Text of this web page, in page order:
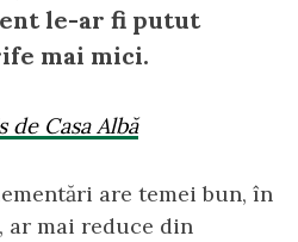
le-ar fi putut
mai mici.
Casa Albă
are temei bun, în
mai reduce din